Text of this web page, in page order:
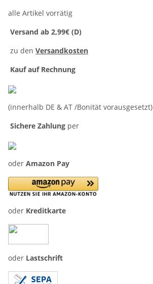
alle Artikel vorrätig
Versand ab 2,99€ (D)
zu den Versandkosten
Kauf auf Rechnung
(innerhalb DE & AT /Bonität vorausgesetzt)
Sichere Zahlung per
oder Amazon Pay
oder Kreditkarte
oder Lastschrift